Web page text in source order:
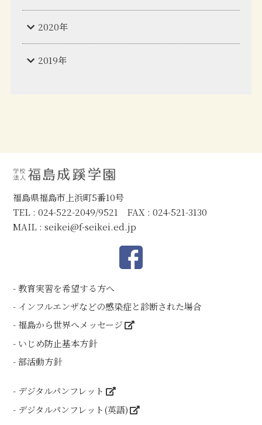
2020年
2019年
福島県福島市上浜町5番10号
TEL : 024-522-2049/9521 FAX : 024-521-3130
MAIL :seikei@f-seikei.ed.jp
教育実習を希望する方へ
インフルエンザなどの感染症と診断された場合
福島から世界へメッセージ
いじめ防止基本方針
部活動方針
デジタルパンフレット
デジタルパンフレット(英語)